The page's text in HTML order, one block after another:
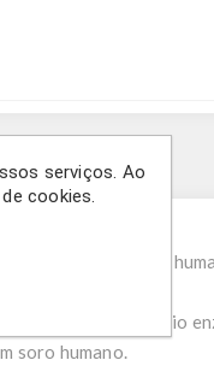
oócitos em soro
é um imunoensaio
soro humano.
serviços. Ao
cookies.